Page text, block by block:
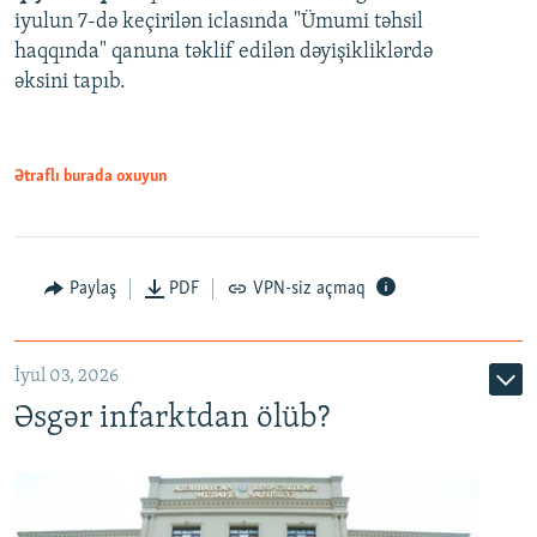
Auto 240p 360p 480p
720p 1080p
720p
iyulun 7-də keçirilən iclasında "Ümumi təhsil
haqqında" qanuna təklif edilən dəyişikliklərdə
əksini tapıb.
Ətraflı burada oxuyun
Paylaş PDF VPN-siz açmaq
İyul 03, 2026
Əsgər infarktdan ölüb?